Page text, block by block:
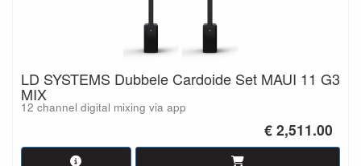
LD SYSTEMS Dubbele Cardoide Set MAUI 11 G3
MIX
12 channel digital mixing via app
€ 2,511.00